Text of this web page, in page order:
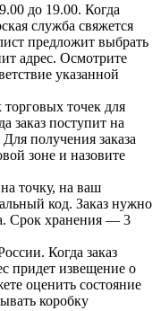
до 19.00. Когда
служба свяжется
предложит выбрать
адрес. Осмотрите
указанной
точек для
заказ поступит на
получения заказа
зоне и назовите
точку, на ваш
код. Заказ нужно
Срок хранения — 3
Когда заказ
придет извещение о
оценить состояние
коробку